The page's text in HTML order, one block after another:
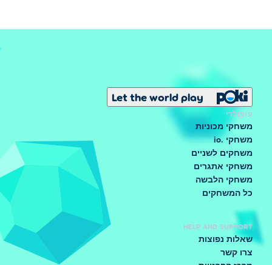
Let the world play
פופולרי
משחקי מכוניות
משחקי .io
משחקים לשניים
משחקי אתגרים
משחקי הלבשה
כל המשחקים
HELP AND SUPPORT
שאלות נפוצות
צרו קשר